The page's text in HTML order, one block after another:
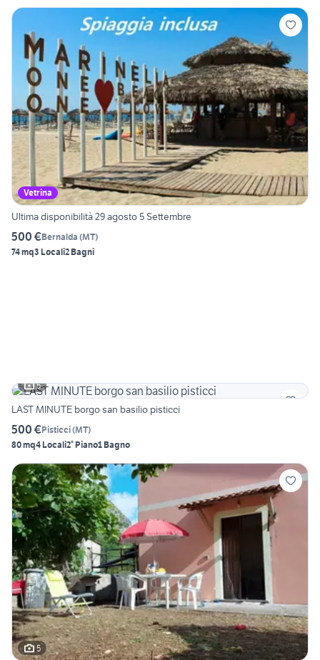
Vetrina
Ultima disponibilità 29 agosto 5 Settembre
500 €Bernalda (MT)
74 mq3 Locali2 Bagni
5
LAST MINUTE borgo san basilio pisticci
500 €Pisticci(MT)
80 mq4 Locali2° Piano1 Bagno
5